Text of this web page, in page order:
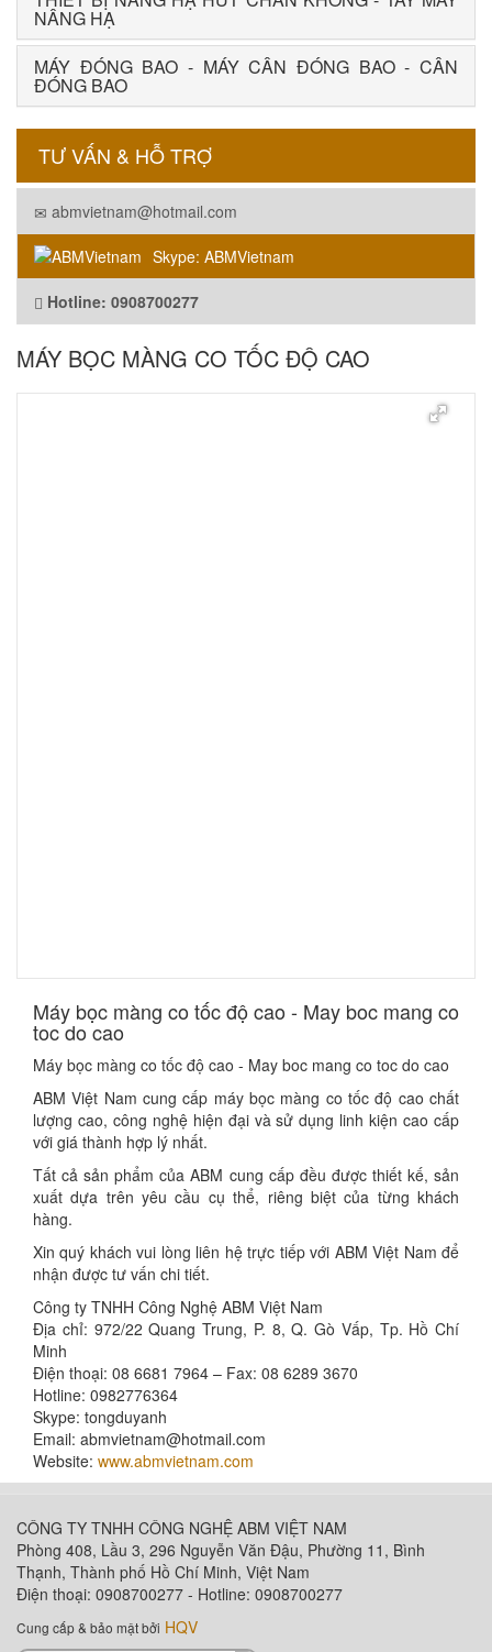
NÂNG HẠ
MÁY ĐÓNG BAO - MÁY CÂN ĐÓNG BAO - CÂN
ĐÓNG BAO
TƯ VẤN & HỖ TRỢ
abmvietnam@hotmail.com
Skype: ABMVietnam
Hotline: 0908700277
​MÁY BỌC MÀNG CO TỐC ĐỘ CAO
​Máy bọc màng co tốc độ cao - May boc mang co
toc do cao
Máy bọc màng co tốc độ cao - May boc mang co toc do cao
ABM Việt Nam cung cấp máy bọc màng co tốc độ cao chất
lượng cao, công nghệ hiện đại và sử dụng linh kiện cao cấp
với giá thành hợp lý nhất.
Tất cả sản phẩm của ABM cung cấp đều được thiết kế, sản
xuất dựa trên yêu cầu cụ thể, riêng biệt của từng khách
hàng.
Xin quý khách vui lòng liên hệ trực tiếp với ABM Việt Nam để
nhận được tư vấn chi tiết.
Công ty TNHH Công Nghệ ABM Việt Nam
Địa chỉ: 972/22 Quang Trung, P. 8, Q. Gò Vấp, Tp. Hồ Chí
Minh
Điện thoại: 08 6681 7964 – Fax: 08 6289 3670
Hotline: 0982776364
Skype: tongduyanh
Email: abmvietnam@hotmail.com
Website: www.abmvietnam.com
CÔNG TY TNHH CÔNG NGHỆ ABM VIỆT NAM
Phòng 408, Lầu 3, 296 Nguyễn Văn Đậu, Phường 11, Bình
Thạnh, Thành phố Hồ Chí Minh, Việt Nam
Điện thoại: 0908700277 - Hotline: 0908700277
Cung cấp & bảo mật bởi HQV